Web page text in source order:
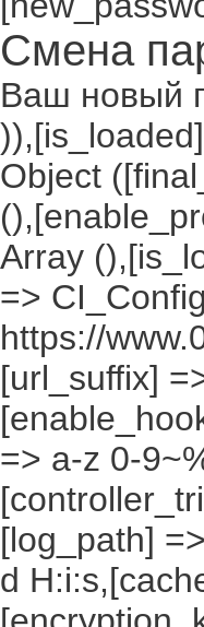
Смена
Ваш новый
Object
Array
=>
https://
[url_suffix]
=> a-z 0-
[log_path]
d